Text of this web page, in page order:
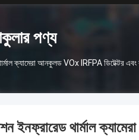
পণ্য
ক্যামেরা আনকুলড VOx IRFPA ডিটেক্টর এবং
থার্মাল